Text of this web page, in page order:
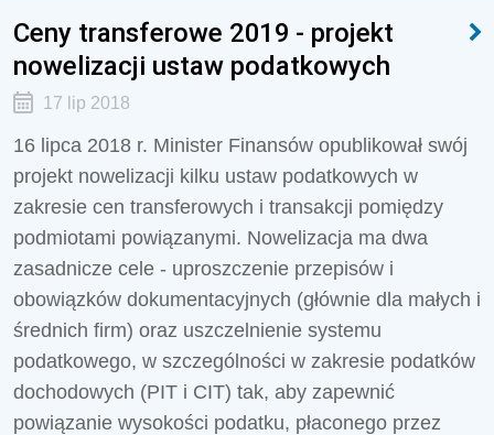
Ceny transferowe 2019 - projekt
nowelizacji ustaw podatkowych
17 lip 2018
16 lipca 2018 r. Minister Finansów opublikował swój
projekt nowelizacji kilku ustaw podatkowych w
zakresie cen transferowych i transakcji pomiędzy
podmiotami powiązanymi. Nowelizacja ma dwa
zasadnicze cele - uproszczenie przepisów i
obowiązków dokumentacyjnych (głównie dla małych i
średnich firm) oraz uszczelnienie systemu
podatkowego, w szczególności w zakresie podatków
dochodowych (PIT i CIT) tak, aby zapewnić
powiązanie wysokości podatku, płaconego przez